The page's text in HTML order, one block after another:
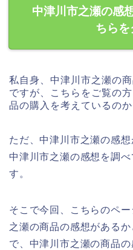
中津川市之瀬の感
ちらを
私自身、中津川市之瀬の
ですが、こちらをご覧の
品の購入を考えているのか
ただ、中津川市之瀬の感
中津川市之瀬の感想を調
す。
そこで今回、こちらのペ
之瀬の商品の感想がある
で、中津川市之瀬の商品